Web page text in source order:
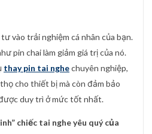
vào trải nghiệm cá nhân của bạn.
pin chai làm giảm giá trị của nó.
thay pin tai nghechuyên nghiệp,
cho thiết bị mà còn đảm bảo
duy trì ở mức tốt nhất.
chiếc tai nghe yêu quý của